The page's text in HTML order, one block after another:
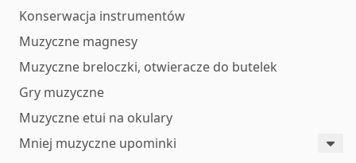
Konserwacja instrumentów
Muzyczne magnesy
Muzyczne breloczki, otwieracze do butelek
Gry muzyczne
Muzyczne etui na okulary
Mniej muzyczne upominki